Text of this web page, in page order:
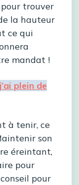
pour trouver
la hauteur
ce qui
mandat !
plein de
à tenir, ce
son
éreintant,
pour
pour